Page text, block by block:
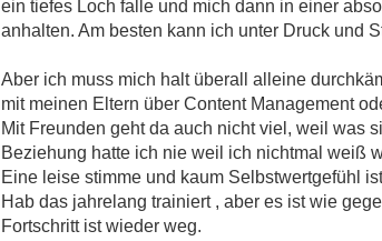
ein tiefes Loch falle und mich dann in einer
anhalten. Am besten kann ich unter Druck und
Aber ich muss mich halt überall alleine
mit meinen Eltern über Content Management
Mit Freunden geht da auch nicht viel, weil was
Beziehung hatte ich nie weil ich nichtmal weiß
Eine leise stimme und kaum Selbstwertgefühl
Hab das jahrelang trainiert , aber es ist wie
Fortschritt ist wieder weg.